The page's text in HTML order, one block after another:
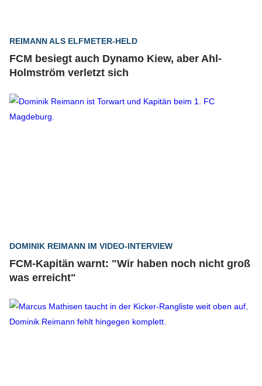
REIMANN ALS ELFMETER-HELD
FCM besiegt auch Dynamo Kiew, aber Ahl-
Holmström verletzt sich
DOMINIK REIMANN IM VIDEO-INTERVIEW
FCM-Kapitän warnt: "Wir haben noch nicht groß
was erreicht"